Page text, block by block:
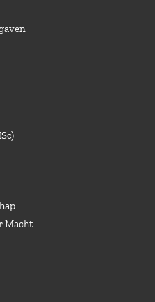
Macht